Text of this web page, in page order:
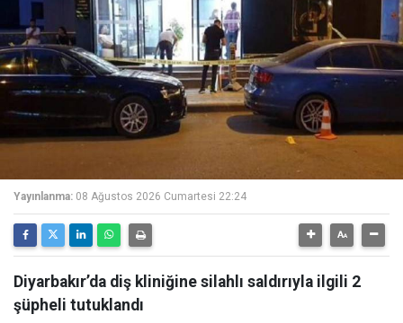
Yayınlanma: 08 Ağustos 2026 Cumartesi 22:24
Diyarbakır’da diş kliniğine silahlı saldırıyla ilgili 2
şüpheli tutuklandı